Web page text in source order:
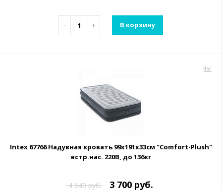
− + В корзину
Intex 67766 Надувная кровать 99х191х33см "Comfort-Plush"
встр.нас. 220В, до 136кг
4 640 руб. 3 700 руб.